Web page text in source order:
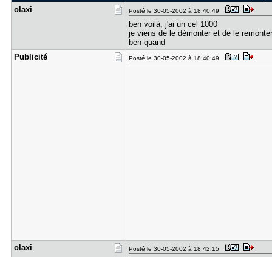
olaxi Posté le 30-05-2002 à 18:40:49
ben voilà, j'ai un cel 1000
je viens de le démonter et de le
ben quand
Publicité
Posté le 30-05-2002 à 18:40:49
olaxi Posté le 30-05-2002 à 18:42:15